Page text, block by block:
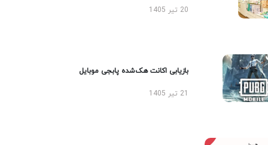
20 تیر 1405
بازیابی اکانت هک‌شده پابجی موبایل